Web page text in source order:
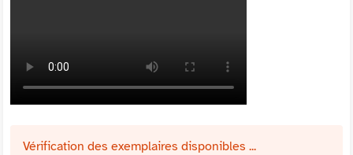
Vérification des exemplaires disponibles ...